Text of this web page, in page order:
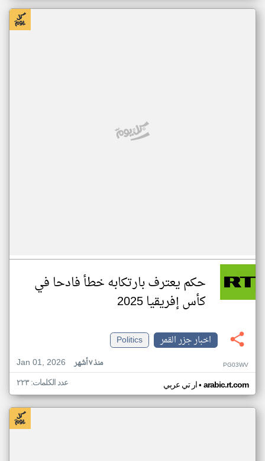
حكم يعترف بارتكابه خطأ فادحا في
كأس إفريقيا 2025
اخبار جزر القمر
Politics
Jan 01, 2026
منذ ٧ أشهر PG03WV
ار تي عربي• arabic.rt.com عدد الكلمات: ٢٢٣